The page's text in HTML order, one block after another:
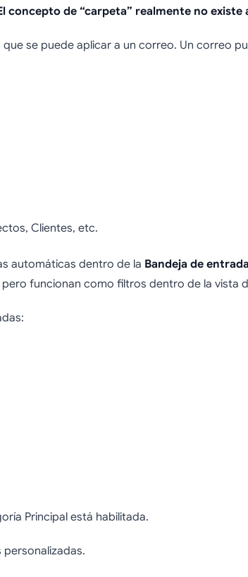
concepto de “carpeta” realmente no existe
se puede aplicar a un correo. Un correo
Clientes, etc.
automáticas dentro de la Bandeja de entrada
funcionan como filtros dentro de la vista
Principal está habilitada.